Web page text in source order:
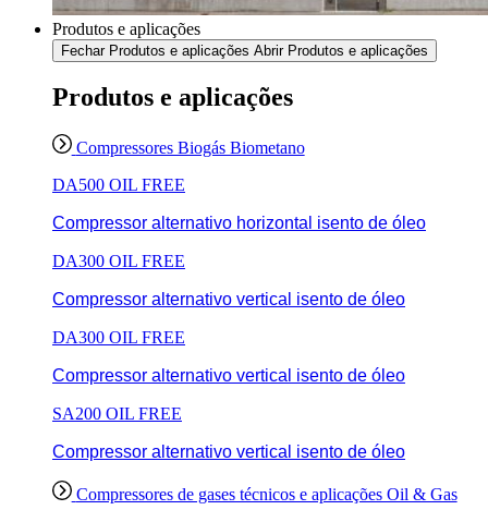
Produtos e aplicações
Fechar Produtos e aplicações Abrir Produtos e aplicações
Produtos e aplicações
Compressores Biogás Biometano
DA500 OIL FREE
Compressor alternativo horizontal isento de óleo
DA300 OIL FREE
Compressor alternativo vertical isento de óleo
DA300 OIL FREE
Compressor alternativo vertical isento de óleo
SA200 OIL FREE
Compressor alternativo vertical isento de óleo
Compressores de gases técnicos e aplicações Oil & Gas